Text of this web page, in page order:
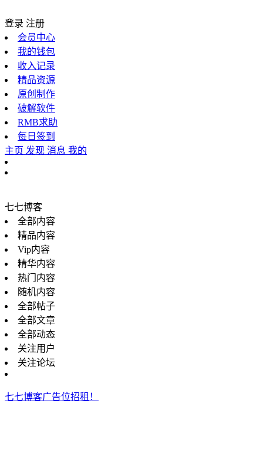
登录 注册
会员中心
我的钱包
收入记录
精品资源
原创制作
破解软件
RMB求助
每日签到
主页 发现 消息 我的
七七博客
全部内容
精品内容
Vip内容
精华内容
热门内容
随机内容
全部帖子
全部文章
全部动态
关注用户
关注论坛
七七博客广告位招租！